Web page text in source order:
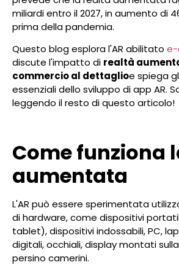
miliardi entro il 2027, in aumento di
prima della pandemia.
Questo blog esplora l'AR abilitato e-
discute l'impatto di realtà
commercio al dettaglioe spiega
essenziali dello sviluppo di app AR.
leggendo il resto di questo articolo!
Come funziona
aumentata
L'AR può essere sperimentata
di hardware, come dispositivi
tablet), dispositivi indossabili, PC,
digitali, occhiali, display montati
persino camerini.